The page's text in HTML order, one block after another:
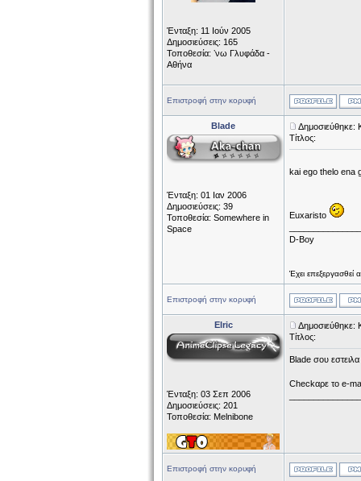
Ένταξη: 11 Ιούν 2005
Δημοσιεύσεις: 165
Τοποθεσία: ʼνω Γλυφάδα -
Αθήνα
Επιστροφή στην κορυφή
Blade
Ένταξη: 01 Ιαν 2006
Δημοσιεύσεις: 39
Τοποθεσία: Somewhere in
Space
Δημοσιεύθηκε:
Τίτλος:
kai ego thelo ena
Euxaristo
D-Boy
Έχει
Επιστροφή στην κορυφή
Elric
Ένταξη: 03 Σεπ 2006
Δημοσιεύσεις: 201
Τοποθεσία: Melnibone
Δημοσιεύθηκε:
Τίτλος:
Blade σου
Checkαρε το e-
Επιστροφή στην κορυφή